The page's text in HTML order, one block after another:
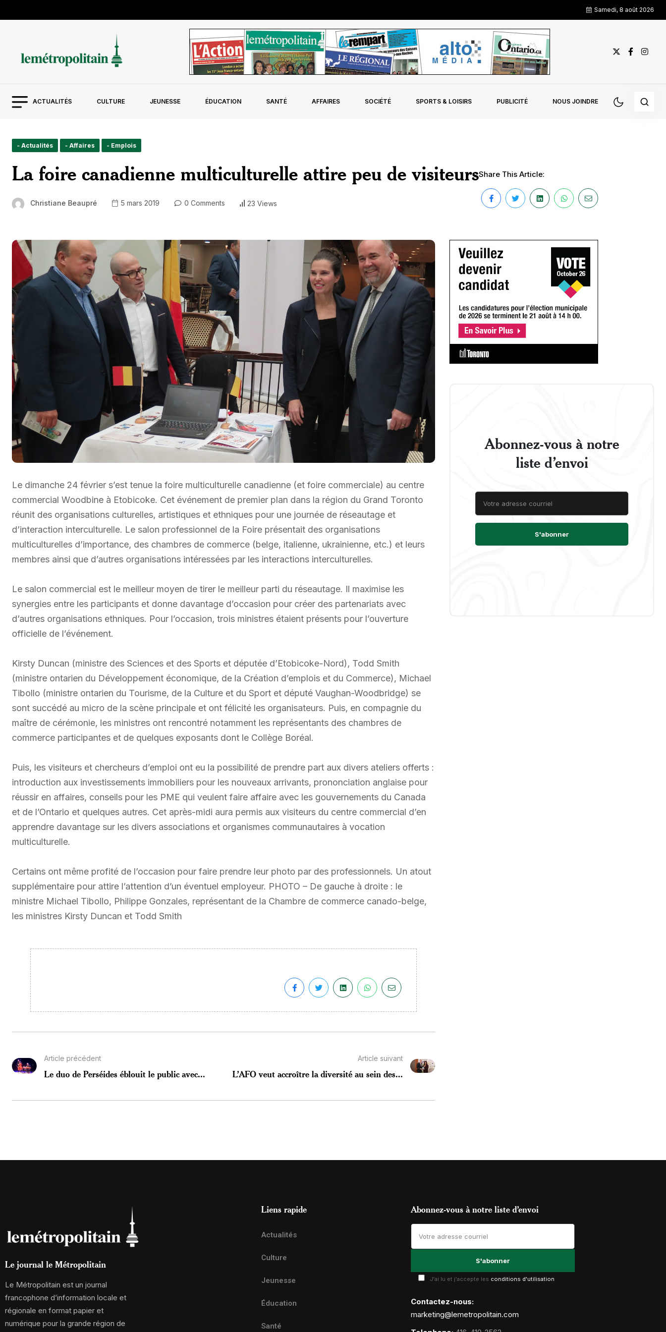
Samedi, 8 août 2026
ACTUALITÉS CULTURE JEUNESSE ÉDUCATION SANTÉ AFFAIRES SOCIÉTÉ SPORTS & LOISIRS PUBLICITÉ NOUS JOINDRE
- Actualités - Affaires - Emplois
La foire canadienne multiculturelle attire peu de visiteurs
Christiane Beaupré 5 mars 2019 0 Comments 23 Views
Share This Article:
Le dimanche 24 février s’est tenue la foire multiculturelle canadienne (et foire commerciale) au centre
commercial Woodbine à Etobicoke. Cet événement de premier plan dans la région du Grand Toronto
réunit des organisations culturelles, artistiques et ethniques pour une journée de réseautage et
d’interaction interculturelle. Le salon professionnel de la Foire présentait des organisations
multiculturelles d’importance, des chambres de commerce (belge, italienne, ukrainienne, etc.) et leurs
membres ainsi que d’autres organisations intéressées par les interactions interculturelles.
Le salon commercial est le meilleur moyen de tirer le meilleur parti du réseautage. Il maximise les
synergies entre les participants et donne davantage d’occasion pour créer des partenariats avec
d’autres organisations ethniques. Pour l’occasion, trois ministres étaient présents pour l’ouverture
officielle de l’événement.
Kirsty Duncan (ministre des Sciences et des Sports et députée d’Etobicoke-Nord), Todd Smith
(ministre ontarien du Développement économique, de la Création d’emplois et du Commerce), Michael
Tibollo (ministre ontarien du Tourisme, de la Culture et du Sport et député Vaughan-Woodbridge) se
sont succédé au micro de la scène principale et ont félicité les organisateurs. Puis, en compagnie du
maître de cérémonie, les ministres ont rencontré notamment les représentants des chambres de
commerce participantes et de quelques exposants dont le Collège Boréal.
Puis, les visiteurs et chercheurs d’emploi ont eu la possibilité de prendre part aux divers ateliers offerts :
introduction aux investissements immobiliers pour les nouveaux arrivants, prononciation anglaise pour
réussir en affaires, conseils pour les PME qui veulent faire affaire avec les gouvernements du Canada
et de l’Ontario et quelques autres. Cet après-midi aura permis aux visiteurs du centre commercial d’en
apprendre davantage sur les divers associations et organismes communautaires à vocation
multiculturelle.
Certains ont même profité de l’occasion pour faire prendre leur photo par des professionnels. Un atout
supplémentaire pour attire l’attention d’un éventuel employeur. PHOTO – De gauche à droite : le
ministre Michael Tibollo, Philippe Gonzales, représentant de la Chambre de commerce canado-belge,
les ministres Kirsty Duncan et Todd Smith
Article précédent
Le duo de Perséides éblouit le public avec...
Article suivant
L’AFO veut accroître la diversité au sein des...
Abonnez-vous à notre
liste d’envoi
Le journal le Métropolitain
Le Métropolitain est un journal
francophone d’information locale et
régionale en format papier et
numérique pour la grande région de
Liens rapide
Actualités
Culture
Jeunesse
Éducation
Santé
Abonnez-vous à notre liste d’envoi
J'ai lu et j'accepte les conditions d'utilisation
Contactez-nous:
marketing@lemetropolitain.com